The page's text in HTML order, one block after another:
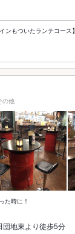
ンもついたランチコース】
の他
た時に！
団地東より徒歩5分